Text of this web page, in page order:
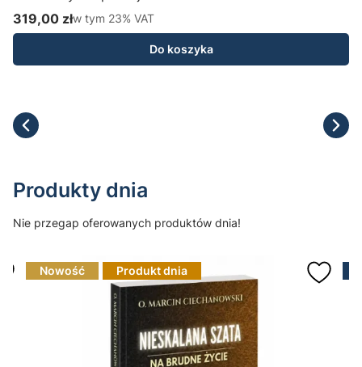
Cena brutto
319,00 złw tym %s VAT
w tym 23% VAT
Do koszyka
Produkty dnia
Nie przegap oferowanych produktów dnia!
Nowość Produkt dnia